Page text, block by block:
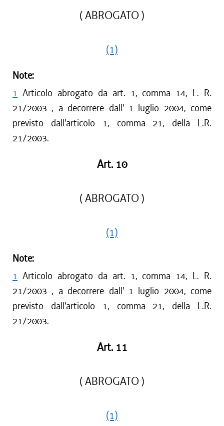
( ABROGATO )
(1)
Note:
1 Articolo abrogato da art. 1, comma 14, L. R.
21/2003 , a decorrere dall' 1 luglio 2004, come
previsto dall'articolo 1, comma 21, della L.R.
21/2003.
Art. 10
( ABROGATO )
(1)
Note:
1 Articolo abrogato da art. 1, comma 14, L. R.
21/2003 , a decorrere dall' 1 luglio 2004, come
previsto dall'articolo 1, comma 21, della L.R.
21/2003.
Art. 11
( ABROGATO )
(1)